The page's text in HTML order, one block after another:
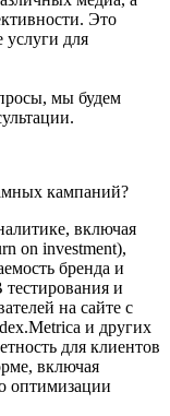
Это
услуги для
мы будем
кампаний?
включая
on investment),
бренда и
и
на сайте с
и других
для клиентов
включая
оптимизации